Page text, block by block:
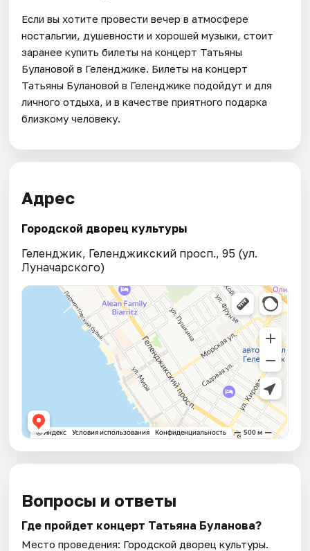
Если вы хотите провести вечер в атмосфере
ностальгии, душевности и хорошей музыки, стоит
заранее купить билеты на концерт Татьяны
Булановой в Геленджике. Билеты на концерт
Татьяны Булановой в Геленджике подойдут и для
личного отдыха, и в качестве приятного подарка
близкому человеку.
Адрес
Городской дворец культуры
Геленджик, Геленджикский просп., 95 (ул.
Луначарского)
Вопросы и ответы
Где пройдет концерт Татьяна Буланова?
Место проведения: Городской дворец культуры.